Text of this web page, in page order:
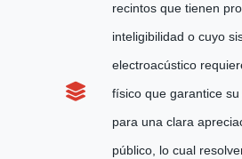
recintos que tienen
inteligibilidad o cuyo
electroacústico
físico que garantice
para una clara
público, lo cual